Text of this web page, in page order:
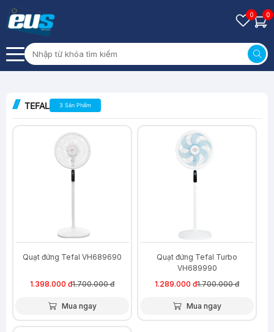
0 0
TEFAL 3 Sản Phẩm
Quạt đứng Tefal VH689690
1.398.000 đ1.700.000 đ
Mua ngay
Quạt đứng Tefal Turbo
VH689990
1.289.000 đ1.700.000 đ
Mua ngay